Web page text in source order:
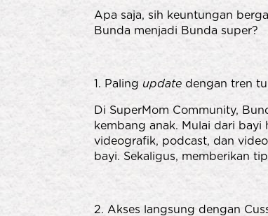
Apa saja, sih keuntungan
Bunda menjadi Bunda super?
1. Paling update dengan tren
Di SuperMom Community,
kembang anak. Mulai dari
videografik, podcast, dan
bayi. Sekaligus, memberikan
2. Akses langsung dengan